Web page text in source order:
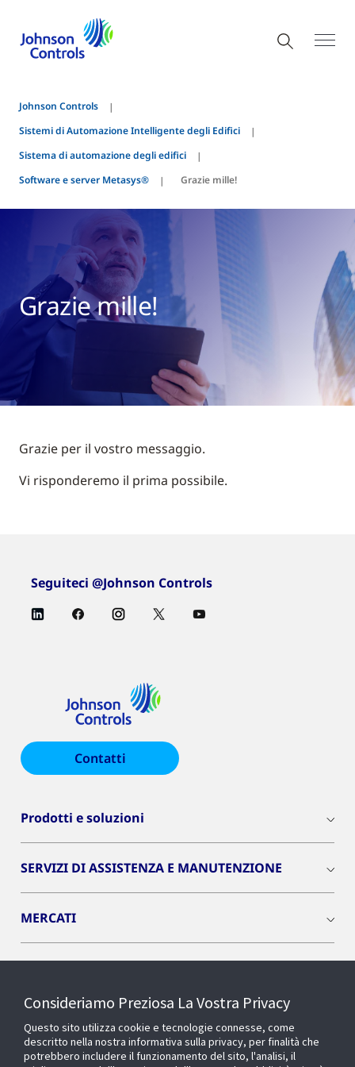
Johnson Controls
Sistemi di Automazione Intelligente degli Edifici
Sistema di automazione degli edifici
Software e server Metasys®
Grazie mille!
Grazie mille!
Grazie per il vostro messaggio.
Vi risponderemo il prima possibile.
Seguiteci @Johnson Controls
Contatti
Prodotti e soluzioni
SERVIZI DI ASSISTENZA E MANUTENZIONE
MERCATI
Consideriamo Preziosa La Vostra Privacy
Questo sito utilizza cookie e tecnologie connesse, come
descritto nella nostra informativa sulla privacy, per finalità che
potrebbero includere il funzionamento del sito, l'analisi, il